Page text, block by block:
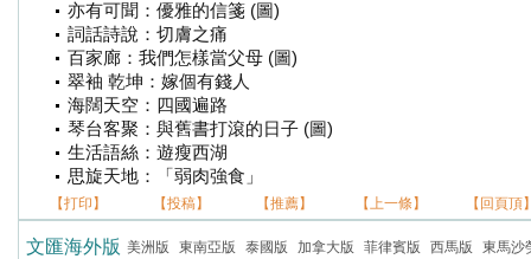
亦有可聞：優雅的信箋 (圖)
詞話詩說：切膚之痛
百家廊：我們怎樣當父母 (圖)
翠袖 乾坤：嫁個有錢人
海闊天空：四國遍路
琴台客聚：與舊書打滾的日子 (圖)
生活語絲：遊瘦西湖
思旋天地：「弱肉強食」
【打印】 【投稿】 【推薦】 【上一條】 【回頁頂
文匯海外版 美洲版 東南亞版 泰國版 加拿大版 菲律賓版 西馬版 東馬沙